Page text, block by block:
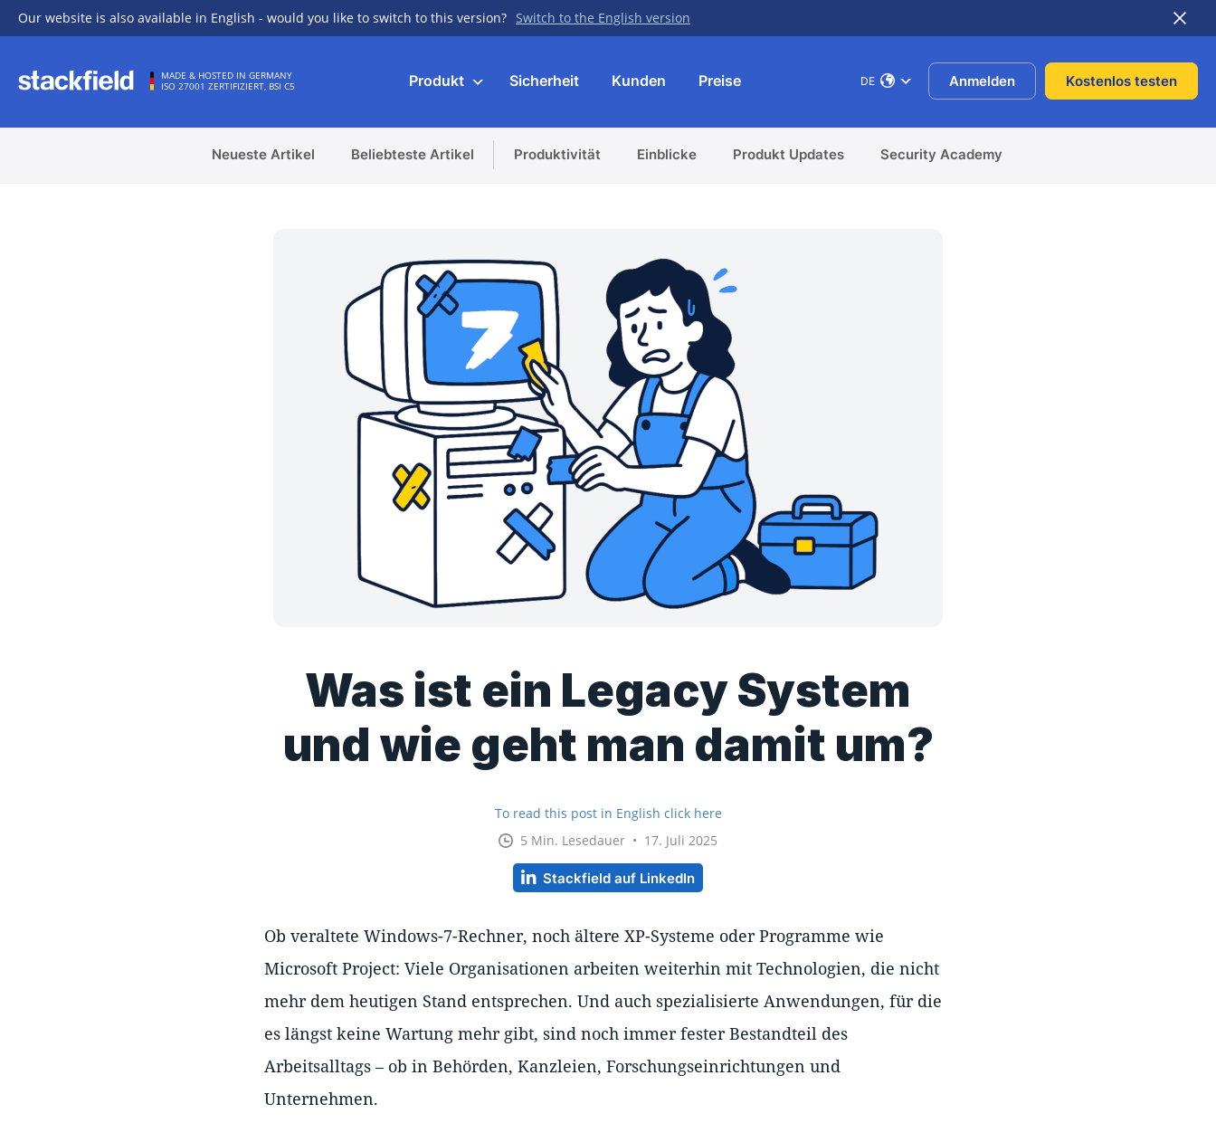
Our website is also available in English - would you like to switch to this version? Switch to the English version
MADE & HOSTED IN GERMANY
ISO 27001 ZERTIFIZIERT, BSI C5
Produkt Sicherheit Kunden Preise DE Anmelden Kostenlos testen
Neueste Artikel Beliebteste Artikel Produktivität Einblicke Produkt Updates Security Academy
Was ist ein Legacy System
und wie geht man damit um?
To read this post in English click here
5 Min. Lesedauer • 17. Juli 2025
Stackfield auf LinkedIn
Ob veraltete Windows-7-Rechner, noch ältere XP-Systeme oder Programme wie
Microsoft Project: Viele Organisationen arbeiten weiterhin mit Technologien, die nicht
mehr dem heutigen Stand entsprechen. Und auch spezialisierte Anwendungen, für die
es längst keine Wartung mehr gibt, sind noch immer fester Bestandteil des
Arbeitsalltags – ob in Behörden, Kanzleien, Forschungseinrichtungen und
Unternehmen.